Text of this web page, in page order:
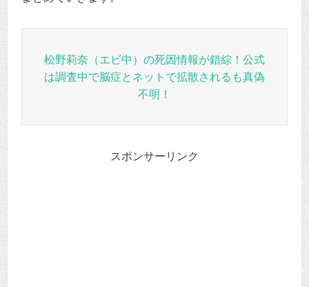
松野莉奈（エビ中）の死因情報が錯綜！公式
は調査中で脳症とネットで拡散されるも真偽
不明！
スポンサーリンク